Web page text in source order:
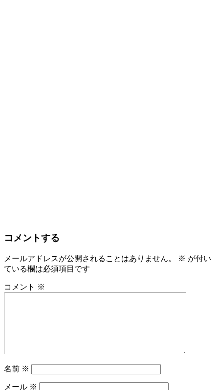
コメントする
メールアドレスが公開されることはありません。 ※ が付い
ている欄は必須項目です
コメント ※
名前 ※
メール ※